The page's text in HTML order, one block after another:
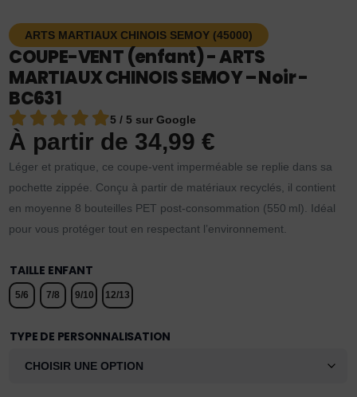
ARTS MARTIAUX CHINOIS SEMOY (45000)
COUPE-VENT (enfant) - ARTS
MARTIAUX CHINOIS SEMOY – Noir -
BC631
5 / 5 sur Google
À partir de 34,99€
Léger et pratique, ce coupe-vent imperméable se replie dans sa
pochette zippée. Conçu à partir de matériaux recyclés, il contient
en moyenne 8 bouteilles PET post-consommation (550 ml). Idéal
pour vous protéger tout en respectant l’environnement.
TAILLE ENFANT
5/6 7/8 9/10 12/13
TYPE DE PERSONNALISATION